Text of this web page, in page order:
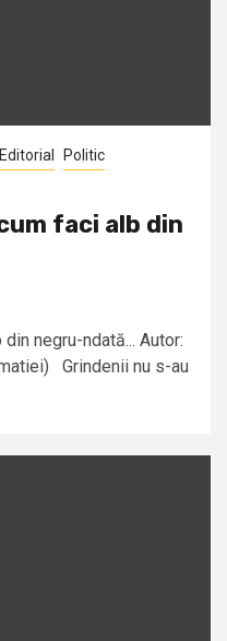
Editorial
Politic
faci alb din
negru-ndată... Autor:
Grindenii nu s-au